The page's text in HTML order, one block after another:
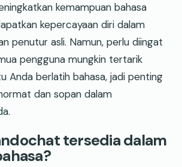
kemampuan bahasa
kepercayaan diri dalam
penutur asli. Namun, perlu diingat
pengguna mungkin tertarik
Anda berlatih bahasa, jadi penting
dan sopan dalam
tersedia dalam